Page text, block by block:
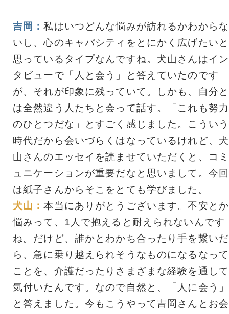
吉岡：私はいつどんな悩みが訪れるかわからな
いし、心のキャパシティをとにかく広げたいと
思っているタイプなんですね。犬山さんはイン
タビューで「人と会う」と答えていたのです
が、それが印象に残っていて。しかも、自分と
は全然違う人たちと会って話す。「これも努力
のひとつだな」とすごく感じました。こういう
時代だから会いづらくはなっているけれど、犬
山さんのエッセイを読ませていただくと、コミ
ュニケーションが重要だなと思いまして。今回
は紙子さんからそこをとても学びました。
犬山：本当にありがとうございます。不安とか
悩みって、1人で抱えると耐えられないんです
ね。だけど、誰かとわかち合ったり手を繋いだ
ら、急に乗り越えられそうなものになるなって
ことを、介護だったりさまざまな経験を通して
気付いたんです。なので自然と、「人に会う」
と答えました。今もこうやって吉岡さんとお会